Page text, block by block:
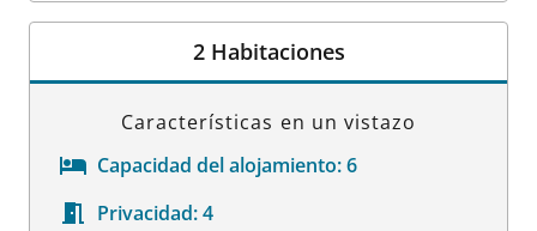
Datos de la habitación
2 Habitaciones
Características en un vistazo
Capacidad del alojamiento:6
Privacidad:4